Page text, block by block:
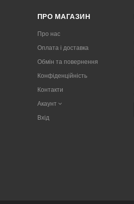
ПРО МАГАЗИН
Про нас
Оплата і доставка
Обмін та повернення
Конфіденційність
Контакти
Акаунт
Вхід